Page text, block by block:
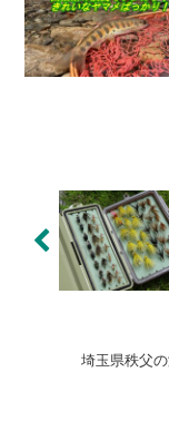
埼玉県秩父